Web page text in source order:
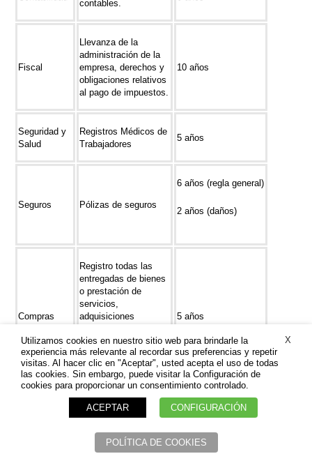
contables.
Fiscal
Llevanza de la
administración de la
empresa, derechos y
obligaciones relativos
al pago de impuestos.
10 años
Seguridad y
Salud
Registros Médicos de
Trabajadores
5 años
Seguros Pólizas de seguros
6 años (regla general)
2 años (daños)
Compras
Registro todas las
entregadas de bienes
o prestación de
servicios,
adquisiciones
importaciones y
exportaciones a
efectos de IVA.
5 años
Tratamiento de datos
personales
3 años
X
Utilizamos cookies en nuestro sitio web para brindarle la
experiencia más relevante al recordar sus preferencias y repetir
visitas. Al hacer clic en "Aceptar", usted acepta el uso de todas
las cookies. Sin embargo, puede visitar la Configuración de
cookies para proporcionar un consentimiento controlado.
ACEPTAR CONFIGURACIÓN
POLÍTICA DE COOKIES